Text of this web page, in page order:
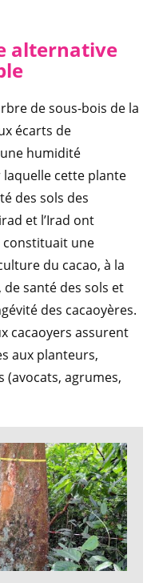
alternative
de sous-bois de la
écarts de
humidité
laquelle cette plante
des sols des
et l’Irad ont
constituait une
du cacao, à la
santé des sols et
des cacaoyères.
cacaoyers assurent
aux planteurs,
agrumes,